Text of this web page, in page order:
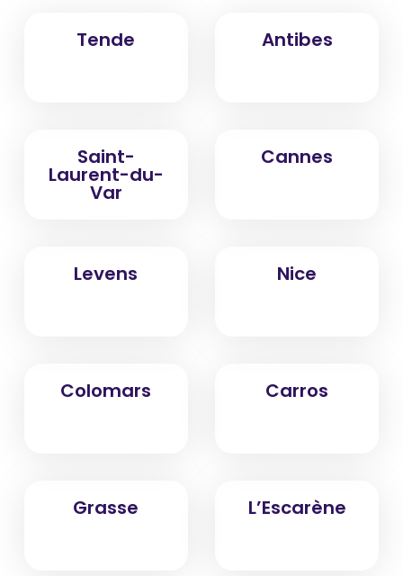
Tende Antibes
Saint-
Laurent-du-
Var
Cannes
Levens Nice
Colomars Carros
Grasse L’Escarène